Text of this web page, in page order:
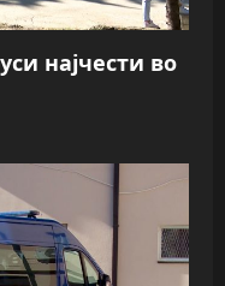
најчести во